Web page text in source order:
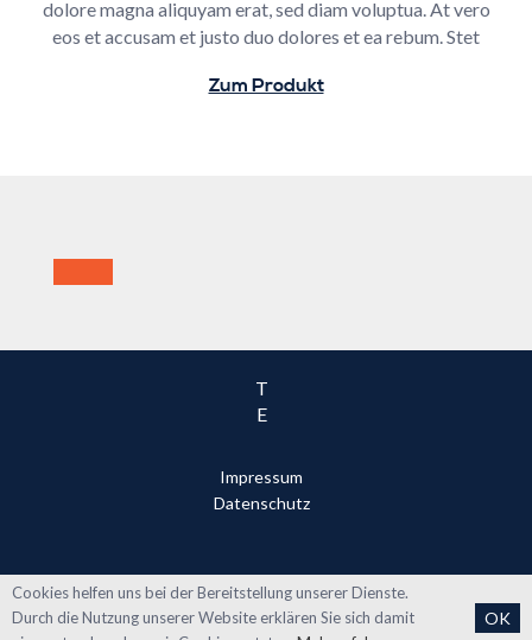
Cookies helfen uns bei der Bereitstellung unserer Dienste.
Durch die Nutzung unserer Website erklären Sie sich damit
dolore magna aliquyam erat, sed diam voluptua. At vero
eos et accusam et justo duo dolores et ea rebum. Stet
Zum Produkt
T
E
Impressum
Datenschutz